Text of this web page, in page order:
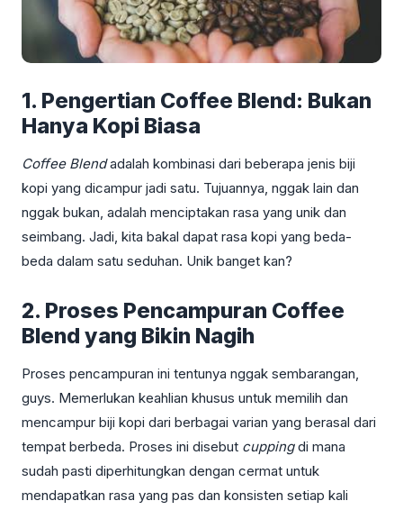
1. Pengertian Coffee Blend: Bukan
Hanya Kopi Biasa
Coffee Blendadalah kombinasi dari beberapa jenis biji
kopi yang dicampur jadi satu. Tujuannya, nggak lain dan
nggak bukan, adalah menciptakan rasa yang unik dan
seimbang. Jadi, kita bakal dapat rasa kopi yang beda-
beda dalam satu seduhan. Unik banget kan?
2. Proses Pencampuran Coffee
Blend yang Bikin Nagih
Proses pencampuran ini tentunya nggak sembarangan,
guys. Memerlukan keahlian khusus untuk memilih dan
mencampur biji kopi dari berbagai varian yang berasal dari
tempat berbeda. Proses ini disebut cuppingdi mana
sudah pasti diperhitungkan dengan cermat untuk
mendapatkan rasa yang pas dan konsisten setiap kali